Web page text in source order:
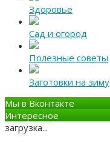
Здоровье
Сад и огород
Полезные советы
Заготовки на зиму
Мы в Вконтакте
Интересное
загрузка...